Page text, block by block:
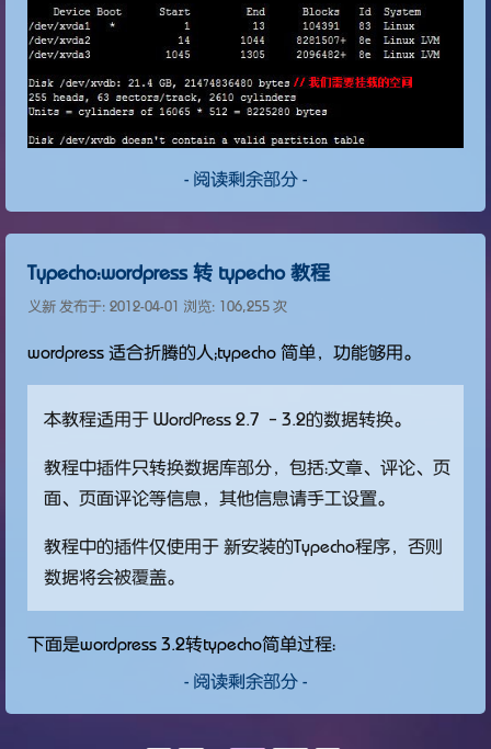
- 阅读剩余部分 -
Typecho：wordpress 转 typecho 教程
义新 发布于: 2012-04-01 浏览: 106,255 次
wordpress 适合折腾的人；typecho 简单，功能够用。
本教程适用于 WordPress 2.7 –3.2的数据转换。
教程中插件只转换数据库部分，包括：文章、评论、页
面、页面评论等信息，其他信息请手工设置。
教程中的插件仅使用于 新安装的Typecho程序，否则
数据将会被覆盖。
下面是wordpress 3.2转typecho简单过程：
- 阅读剩余部分 -